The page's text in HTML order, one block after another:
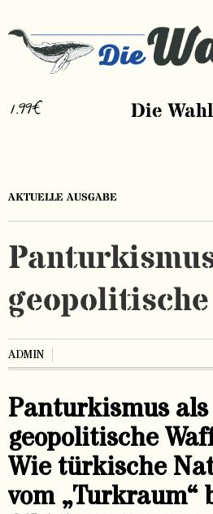
1.99€ Die Wahl
AKTUELLE AUSGABE
ADMIN
Panturkismus als
geopolitische
Wie türkische
vom „Turkraum“